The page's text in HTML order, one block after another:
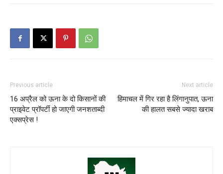
Previous article
16 अप्रैल को ऊना के दो किसानों की
प्राइवेट प्रॉपर्टी हो जाएगी जनशताब्दी
एक्सप्रेस !
Next article
हिमाचल में गिर रहा है लिंगानुपात, ऊना
की हालत सबसे ज्यादा खराब